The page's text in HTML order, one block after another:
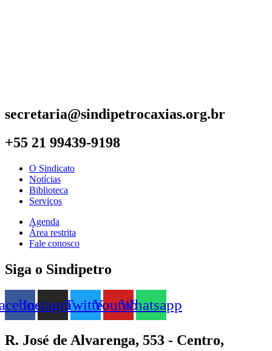
secretaria@sindipetrocaxias.org.br
+55 21 99439-9198
O Sindicato
Notícias
Biblioteca
Serviços
Agenda
Área restrita
Fale conosco
Siga o Sindipetro
InstagramTwitterYoutubeWhatsapp
R. José de Alvarenga, 553 - Centro,